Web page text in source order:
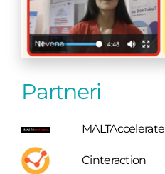
Partneri
MALTAccelerate
Cinteraction